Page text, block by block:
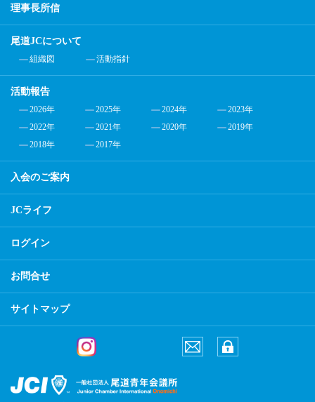
理事長所信
尾道JCについて
組織図 活動指針
活動報告
2026年 2025年 2024年
2023年
2022年
2021年 2020年
2019年
2018年
2017年
入会のご案内
JCライフ
ログイン
お問合せ
サイトマップ